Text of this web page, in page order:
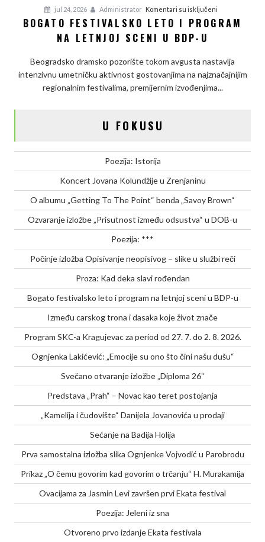
jul 24, 2026 Administrator Komentari su isključenina
Bogato
i
program
na
u
BOGATO FESTIVALSKO LETO I PROGRAM
NA LETNJOJ SCENI U BDP-U
Beogradsko dramsko pozorište tokom avgusta nastavlja
intenzivnu umetničku aktivnost gostovanjima na najznačajnijim
regionalnim festivalima, premijernim izvođenjima...
U FOKUSU
Poezija: Istorija
Koncert Jovana Kolundžije u Zrenjaninu
O albumu „Getting To The Point“ benda „Savoy Brown“
Ozvaranje izložbe „Prisutnost između odsustva“ u DOB-u
Poezija: ***
Počinje izložba Opisivanje neopisivog – slike u službi reči
Proza: Kad deka slavi rođendan
Bogato festivalsko leto i program na letnjoj sceni u BDP-u
Između carskog trona i dasaka koje život znače
Program SKC-a Kragujevac za period od 27. 7. do 2. 8. 2026.
Ognjenka Lakićević: „Emocije su ono što čini našu dušu“
Svečano otvaranje izložbe „Diploma 26“
Predstava „Prah“ – Novac kao teret postojanja
„Kamelija i čudovište“ Danijela Jovanovića u prodaji
Sećanje na Badija Holija
Prva samostalna izložba slika Ognjenke Vojvodić u Parobrodu
Prikaz „O čemu govorim kad govorim o trčanju“ H. Murakamija
Ovacijama za Jasmin Levi završen prvi Ekata festival
Poezija: Jeleni iz sna
Otvoreno prvo izdanje Ekata festivala